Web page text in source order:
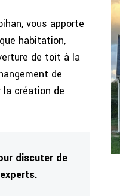
vous apporte
habitation,
de toit à la
de
création de
discuter de